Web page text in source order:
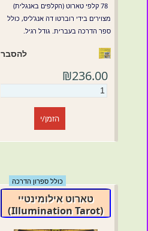
78 קלפי טארוט (הקלפים באנגלית)
מצוירים בידי רוברטו דה אנג'ליס, כולל
ספר הדרכה בעברית. גודל רגיל.
להסבר
₪236.00
הזמן/י
כולל ספרון הדרכה
טארוט אילומינטיי
(Illumination Tarot)